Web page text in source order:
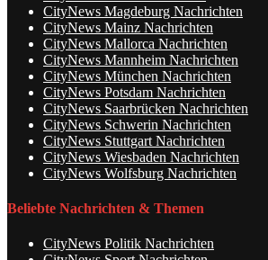
CityNews Magdeburg Nachrichten
CityNews Mainz Nachrichten
CityNews Mallorca Nachrichten
CityNews Mannheim Nachrichten
CityNews München Nachrichten
CityNews Potsdam Nachrichten
CityNews Saarbrücken Nachrichten
CityNews Schwerin Nachrichten
CityNews Stuttgart Nachrichten
CityNews Wiesbaden Nachrichten
CityNews Wolfsburg Nachrichten
Beliebte Nachrichten & Themen
CityNews Politik Nachrichten